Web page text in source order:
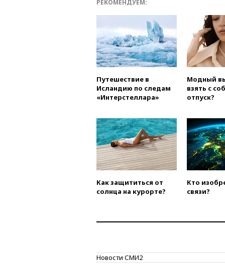
РЕКОМЕНДУЕМ:
Путешествие в
Исландию по следам
«Интерстеллара»
Модный
взять с
отпуск?
Как защититься от
солнца на курорте?
Кто
связи?
Новости СМИ2